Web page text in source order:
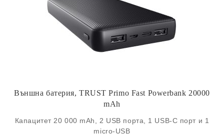
Външна батерия, TRUST Primo Fast Powerbank 20000
mAh
Капацитет 20 000 mAh, 2 USB порта, 1 USB-C порт и 1
micro-USB